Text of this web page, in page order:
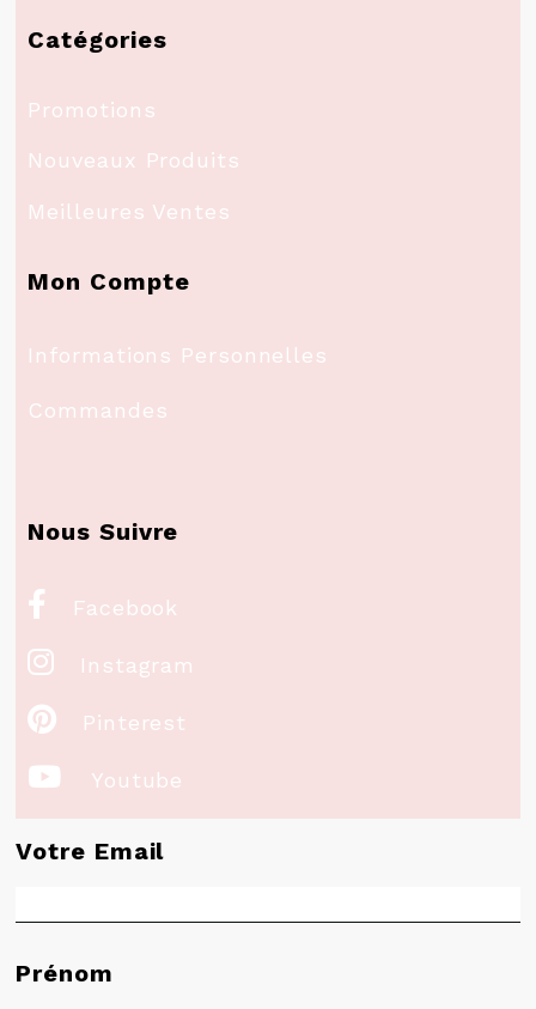
Catégories
Promotions
Nouveaux Produits
Meilleures Ventes
Mon Compte
Informations Personnelles
Commandes
Nous Suivre
 Facebook
 Instagram
 Pinterest
 Youtube
Votre Email
Prénom